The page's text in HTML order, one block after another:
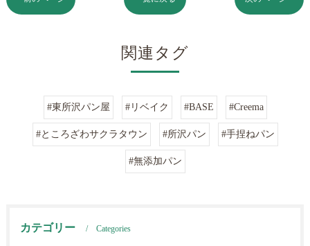
関連タグ
#東所沢パン屋 #リベイク #BASE #Creema
#ところざわサクラタウン #所沢パン #手捏ねパン
#無添加パン
カテゴリー Categories